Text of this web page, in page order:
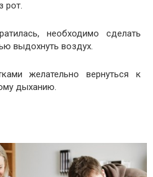
рот.
необходимо сделать
выдохнуть воздух.
желательно вернуться к
дыханию.